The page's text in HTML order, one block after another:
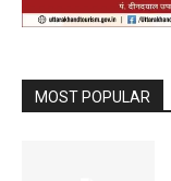
MOST POPULAR